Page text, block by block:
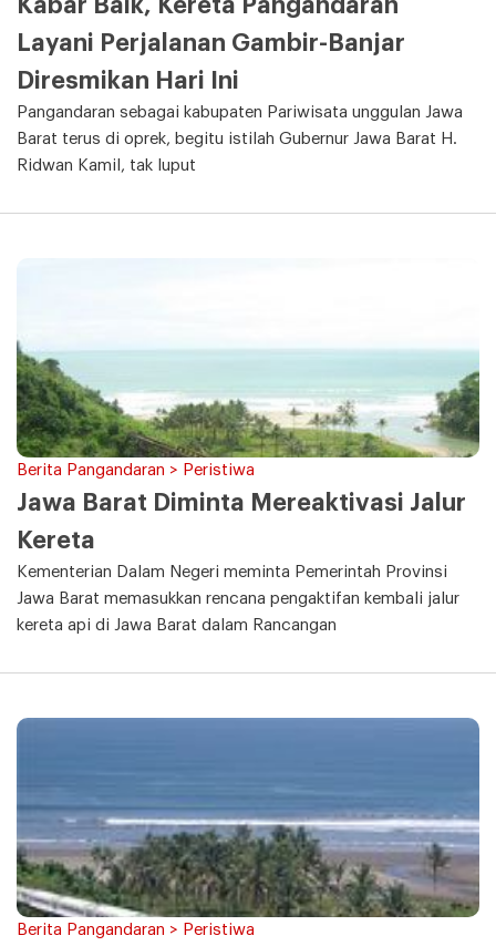
Kabar Baik, Kereta Pangandaran
Layani Perjalanan Gambir-Banjar
Diresmikan Hari Ini
Pangandaran sebagai kabupaten Pariwisata unggulan Jawa
Barat terus di oprek, begitu istilah Gubernur Jawa Barat H.
Ridwan Kamil, tak luput
Berita Pangandaran > Peristiwa
Jawa Barat Diminta Mereaktivasi Jalur
Kereta
Kementerian Dalam Negeri meminta Pemerintah Provinsi
Jawa Barat memasukkan rencana pengaktifan kembali jalur
kereta api di Jawa Barat dalam Rancangan
Berita Pangandaran > Peristiwa